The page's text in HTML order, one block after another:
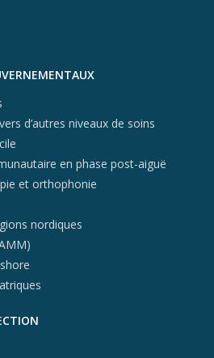
d’autres niveaux de soins
en phase post-aiguë
et orthophonie
nordiques